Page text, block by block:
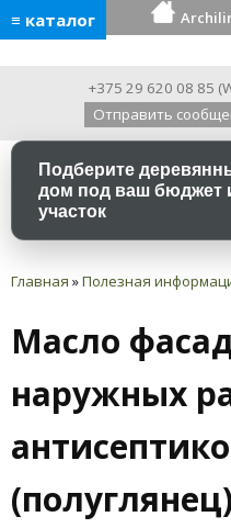
≡ каталог
+375 29 620 08 85 (
Отправить
Подберите
дом под ваш бюджет
участок
Главная »Полезная
Масло
наружных